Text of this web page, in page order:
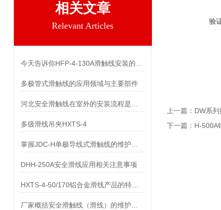
相关文章
Relevant Articles
多极管式滑触线的应用领域与主要部件
多级滑线吊夹HXTS-4
DHH-250A安全滑线应用相关注意事项
验
上一篇： DW系
下一篇： H-500A